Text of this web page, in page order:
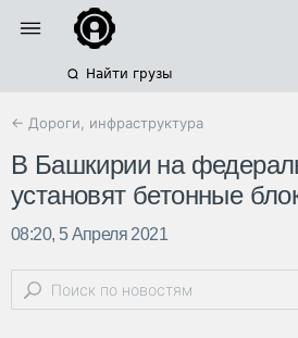
Найти грузы
← Дороги, инфраструктура
В Башкирии на
установят бетонные
08:20, 5 Апреля 2021